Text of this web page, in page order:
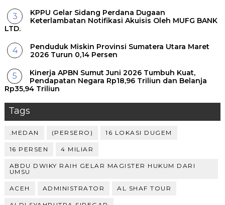
KPPU Gelar Sidang Perdana Dugaan
Keterlambatan Notifikasi Akuisis Oleh MUFG BANK
LTD.
Penduduk Miskin Provinsi Sumatera Utara Maret
2026 Turun 0,14 Persen
Kinerja APBN Sumut Juni 2026 Tumbuh Kuat,
Pendapatan Negara Rp18,96 Triliun dan Belanja
Rp35,94 Triliun
Tags
.MEDAN (PERSERO) 16 LOKASI DUGEM
16 PERSEN 4 MILIAR
ABDU DWIKY RAIH GELAR MAGISTER HUKUM DARI
UMSU
ACEH ADMINISTRATOR AL SHAF TOUR